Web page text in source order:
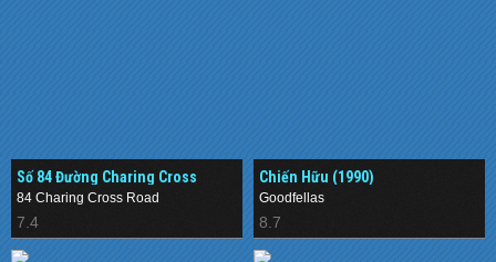
Số 84 Đường Charing Cross
(1987)
84 Charing Cross Road
7.4
Chiến Hữu (1990)
Goodfellas
8.7